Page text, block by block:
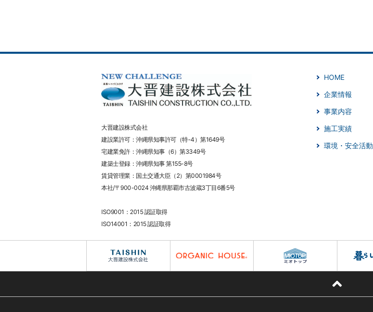
大晋建設株式会社
建設業許可：沖縄県知事許可（特-4）第1649号
宅建業免許：沖縄県知事（6）第3349号
建築士登録：沖縄県知事 第155-8号
賃貸管理業：国土交通大臣（2）第0001984号
本社/〒900-0024 沖縄県那覇市古波蔵3丁目6番5号
ISO9001：2015 認証取得
ISO14001：2015 認証取得
HOME
企業情報
事業内容
施工実績
環境・安全活動